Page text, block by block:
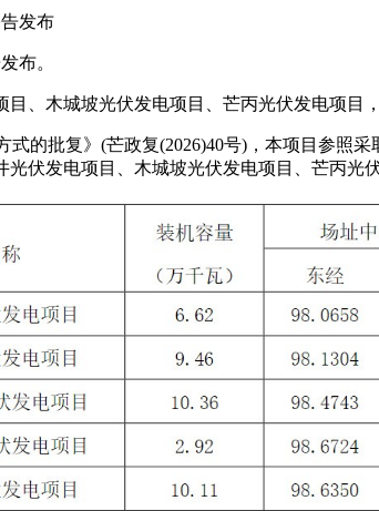
发布
布。
、木城坡光伏发电项目、芒丙光伏发电项目，
的批复》(芒政复(2026)40号)，本项目参照
伏发电项目、木城坡光伏发电项目、芒丙光